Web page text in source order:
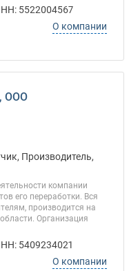
5522004567
О компании
ООО
Производитель,
компании
его переработки. Вся
производится на
Организация
5409234021
О компании